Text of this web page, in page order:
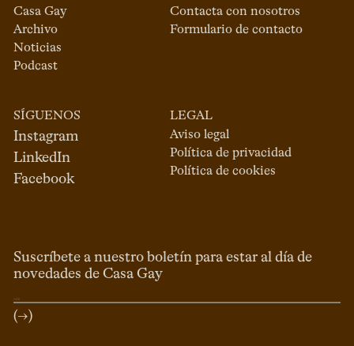
Casa Gay
Archivo
Noticias
Podcast
Contacta con nosotros
Formulario de contacto
SÍGUENOS
Instagram
LinkedIn
Facebook
LEGAL
Aviso legal
Política de privacidad
Política de cookies
Suscríbete a nuestro boletín para estar al día de
novedades de Casa Gay
(→)